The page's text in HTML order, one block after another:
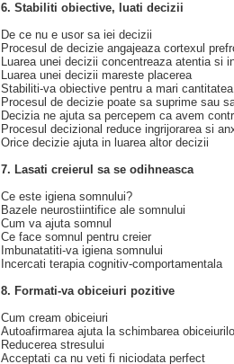
6. Stabiliti obiective, luati decizii
De ce nu e usor sa iei decizii
Procesul de decizie angajeaza cortexul
Luarea unei decizii concentreaza atentia si
Luarea unei decizii mareste placerea
Stabiliti-va obiective pentru a mari
Procesul de decizie poate sa suprime sau
Decizia ne ajuta sa percepem ca avem
Procesul decizional reduce ingrijorarea si
Orice decizie ajuta in luarea altor decizii
7. Lasati creierul sa se odihneasca
Ce este igiena somnului?
Bazele neurostiintifice ale somnului
Cum va ajuta somnul
Ce face somnul pentru creier
Imbunatatiti-va igiena somnului
Incercati terapia cognitiv-comportamentala
8. Formati-va obiceiuri pozitive
Cum cream obiceiuri
Autoafirmarea ajuta la schimbarea
Reducerea stresului
Acceptati ca nu veti fi niciodata perfect